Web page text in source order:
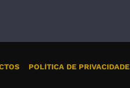
POLÍTICA DE PRIVACIDADE